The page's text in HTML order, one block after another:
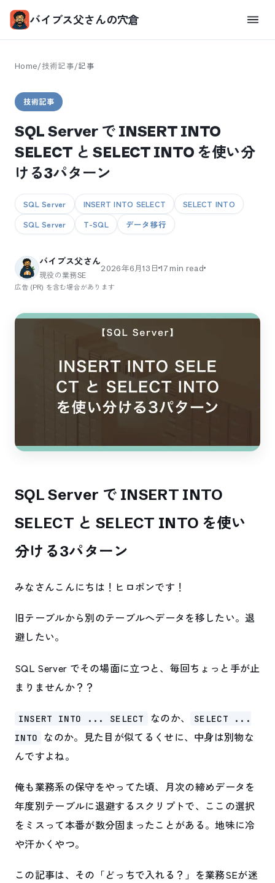
バイブス父さんの穴倉
Home/技術記事/記事
技術記事
SQL Server で INSERT INTO
SELECT と SELECT INTO を使い分
ける3パターン
SQL Server INSERT INTO SELECT
SELECT INTO
SQL Server
T-SQL データ移行
バイブス父さん
現役の業務SE
2026年6月13日17min read
広告 (PR) を含む場合があります
SQL Server で INSERT INTO
SELECT と SELECT INTO を使い
分ける3パターン
みなさんこんにちは！ヒロポンです！
旧テーブルから別のテーブルへデータを移したい。退
避したい。
SQL Server でその場面に立つと、毎回ちょっと手が止
まりませんか？？
INSERT INTO ... SELECT なのか、
SELECT ...
INTO
なのか。見た目が似てるくせに、中身は別物な
んですよね。
俺も業務系の保守をやってた頃、月次の締めデータを
年度別テーブルに退避するスクリプトで、ここの選択
をミスって本番が数分固まったことがある。地味に冷
や汗かくやつ。
この記事は、その「どっちで入れる？」を業務SEが迷